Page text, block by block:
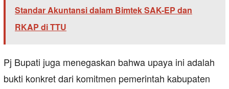
Standar Akuntansi dalam Bimtek SAK-EP dan
RKAP di TTU
Pj Bupati juga menegaskan bahwa upaya ini adalah
bukti konkret dari komitmen pemerintah kabupaten